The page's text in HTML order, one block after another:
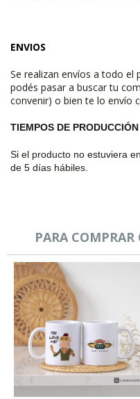
ENVIOS
Se realizan envíos a todo el
podés pasar a buscar tu
convenir) o bien te lo envío
TIEMPOS DE PRODUCCIÓN
Si el producto no estuviera
de 5 días hábiles.
PARA